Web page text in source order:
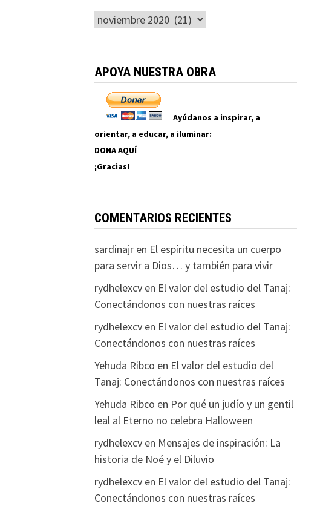
Archivos
APOYA NUESTRA OBRA
Ayúdanos a inspirar, a
orientar, a educar, a iluminar:
DONA AQUÍ
¡Gracias!
COMENTARIOS RECIENTES
sardinajren El espíritu necesita un cuerpo
para servir a Dios… y también para vivir
rydhelexcven El valor del estudio del Tanaj:
Conectándonos con nuestras raíces
rydhelexcven El valor del estudio del Tanaj:
Conectándonos con nuestras raíces
Yehuda Ribco en El valor del estudio del
Tanaj: Conectándonos con nuestras raíces
Yehuda Ribco en Por qué un judío y un gentil
leal al Eterno no celebra Halloween
rydhelexcven Mensajes de inspiración: La
historia de Noé y el Diluvio
rydhelexcven El valor del estudio del Tanaj:
Conectándonos con nuestras raíces